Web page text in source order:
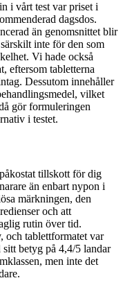
i vårt test var priset i
dagsdos.
än genomsnittet blir
inte för den som
Vi hade också
eftersom tabletterna
Dessutom innehåller
vilket
gör formuleringen
i testet.
tillskott för dig
än enbart nypon i
märkningen, den
och att
rutin över tid.
och tablettformatet var
betyg på 4,4/5 landar
men inte det